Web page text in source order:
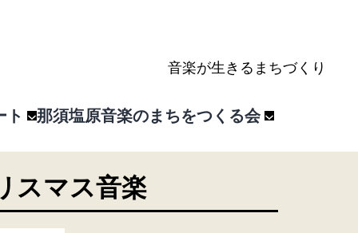
音楽が生きるまちづくり
ト 那須塩原音楽のまちをつくる会
スマス音楽